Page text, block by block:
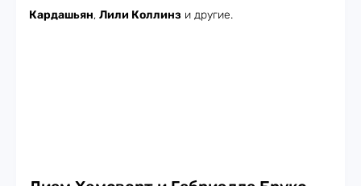
Кардашьян, Лили Коллинз и другие.